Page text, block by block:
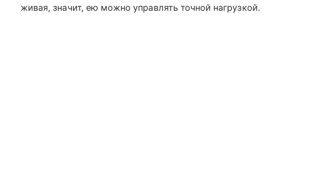
живая, значит, ею можно управлять точной нагрузкой.